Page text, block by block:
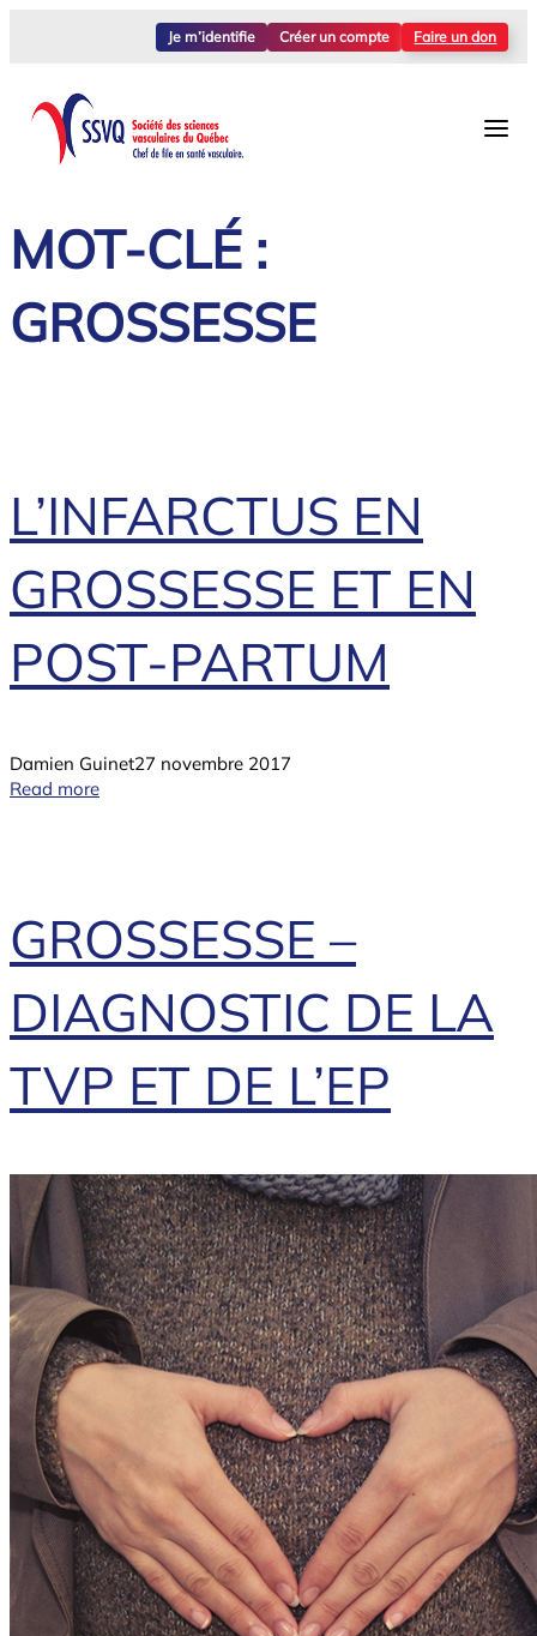
Je m’identifie Créer un compte Faire un don
MOT-CLÉ :
GROSSESSE
L’INFARCTUS EN
GROSSESSE ET EN
POST-PARTUM
Damien Guinet27 novembre 2017
Read more
GROSSESSE –
DIAGNOSTIC DE LA
TVP ET DE L’EP